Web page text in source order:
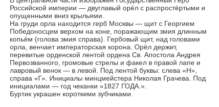
Российской империи — двуглавый орёл с распростёртыми и
опущенными вниз крыльями.
На груди орла находится герб Москвы — щит с Георгием
Победоносцем верхом на коне, поражающим змия длинным
копьём (голова змия справа). Гербовый щит, над головами
орла, венчает императорская корона. Орёл держит,
перевитые орденской лентой ордена Св. Апостола Андрея
Первозванного, громовые стрелы и факел в правой лапе и
лавровый венок — в левой. Под лентой буквы: слева «Н»,
справа «Г». Инициалы минцмейстера Николая Грачева. Под
инициалами — год чеканки «1827 ГОДА.».
Буртик украшен короткими зубчиками.